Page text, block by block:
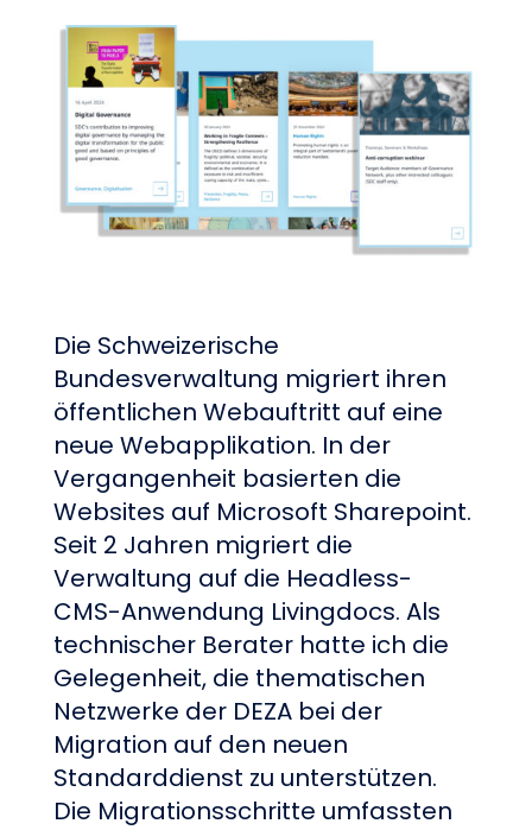
Die Schweizerische
Bundesverwaltung migriert ihren
öffentlichen Webauftritt auf eine
neue Webapplikation. In der
Vergangenheit basierten die
Websites auf Microsoft Sharepoint.
Seit 2 Jahren migriert die
Verwaltung auf die Headless-
CMS-Anwendung Livingdocs. Als
technischer Berater hatte ich die
Gelegenheit, die thematischen
Netzwerke der DEZA bei der
Migration auf den neuen
Standarddienst zu unterstützen.
Die Migrationsschritte umfassten